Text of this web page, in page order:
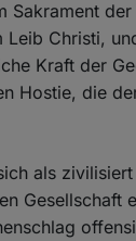
Sakrament
Leib Christi,
Kraft der
Hostie, die
als
Gesellschaft